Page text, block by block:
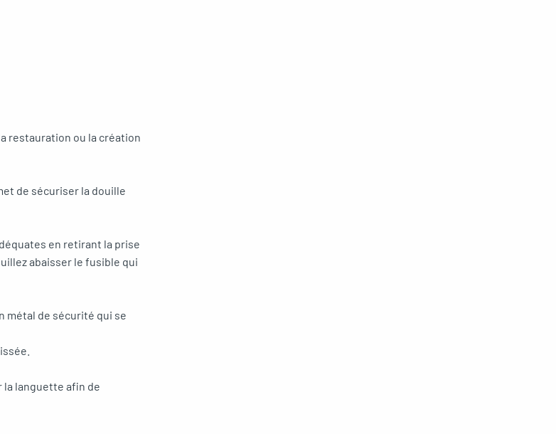
restauration ou la création
de sécuriser la douille
en retirant la prise
abaisser le fusible qui
métal de sécurité qui se
languette afin de